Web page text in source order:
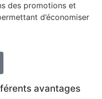
des promotions et
d’économiser
avantages